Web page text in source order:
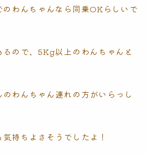
のわんちゃんなら同乗OKらしいで
るので、5Kg以上のわんちゃんと
わんちゃん連れの方がいらっし
持ちよさそうでしたよ！